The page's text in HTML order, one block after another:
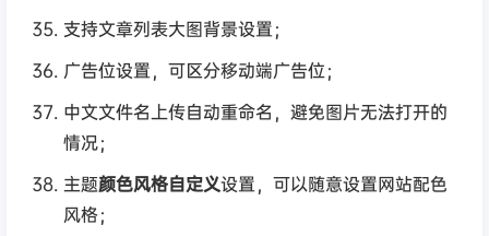
支持文章列表大图背景设置；
广告位设置，可区分移动端广告位；
中文文件名上传自动重命名，避免图片无法打开的
情况；
主题颜色风格自定义设置，可以随意设置网站配色
风格；